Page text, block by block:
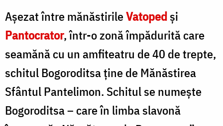
Silviu
Cluci
Aşezat între mănăstirileVatopedşi
Pantocrator, într-o zonă împădurită care
seamănă cu un amfiteatru de 40 de trepte,
schitul Bogoroditsa ține de Mănăstirea
Sfântul Pantelimon. Schitul se numeşte
Bogoroditsa – care în limba slavonă